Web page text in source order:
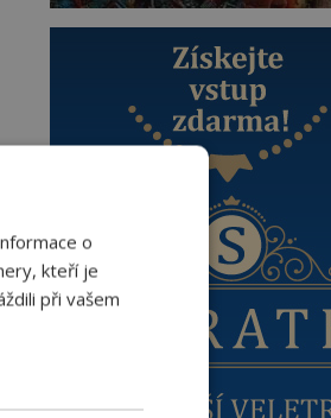
o
kteří je
při vašem